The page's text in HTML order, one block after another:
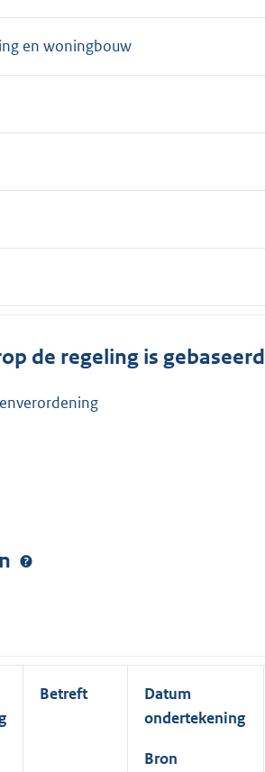
en woningbouw
de regeling is gebaseerd
Betreft
Datum
ondertekening
Bron